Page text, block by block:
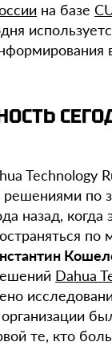
на базе
Technology
решениями по
назад, когда
по
Dahua
организации
те, кто